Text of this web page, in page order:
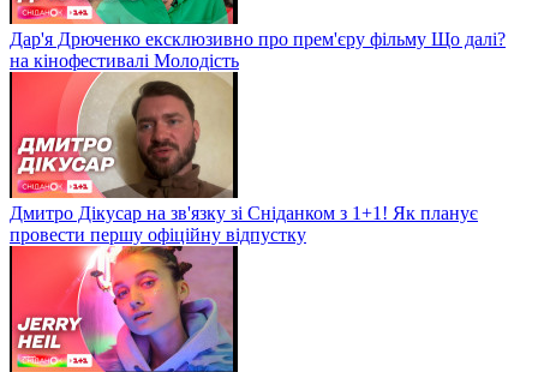
Дар'я Дрюченко ексклюзивно про прем'єру фільму Що далі?
на кінофестивалі Молодість
Дмитро Дікусар на зв'язку зі Сніданком з 1+1! Як планує
провести першу офіційну відпустку